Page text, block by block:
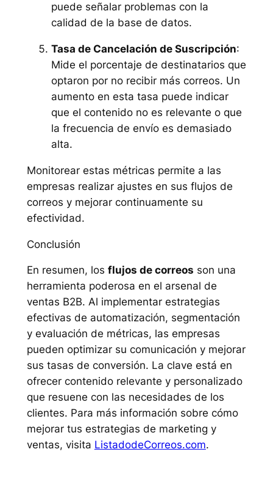
puede señalar problemas con la
calidad de la base de datos.
Tasa de Cancelación de Suscripción:
Mide el porcentaje de destinatarios que
optaron por no recibir más correos. Un
aumento en esta tasa puede indicar
que el contenido no es relevante o que
la frecuencia de envío es demasiado
alta.
Monitorear estas métricas permite a las
empresas realizar ajustes en sus flujos de
correos y mejorar continuamente su
efectividad.
Conclusión
En resumen, los flujos de correos son una
herramienta poderosa en el arsenal de
ventas B2B. Al implementar estrategias
efectivas de automatización, segmentación
y evaluación de métricas, las empresas
pueden optimizar su comunicación y mejorar
sus tasas de conversión. La clave está en
ofrecer contenido relevante y personalizado
que resuene con las necesidades de los
clientes. Para más información sobre cómo
mejorar tus estrategias de marketing y
ventas, visita ListadodeCorreos.com.